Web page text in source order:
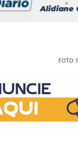
FOTO: